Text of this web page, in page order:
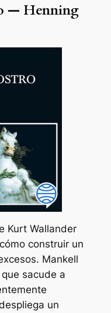
— Henning
Kurt Wallander
construir un
Mankell
sacude a
un